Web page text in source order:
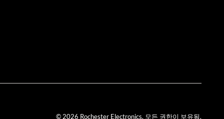
© 2026 Rochester Electronics. 모든 권한이 보유됨.